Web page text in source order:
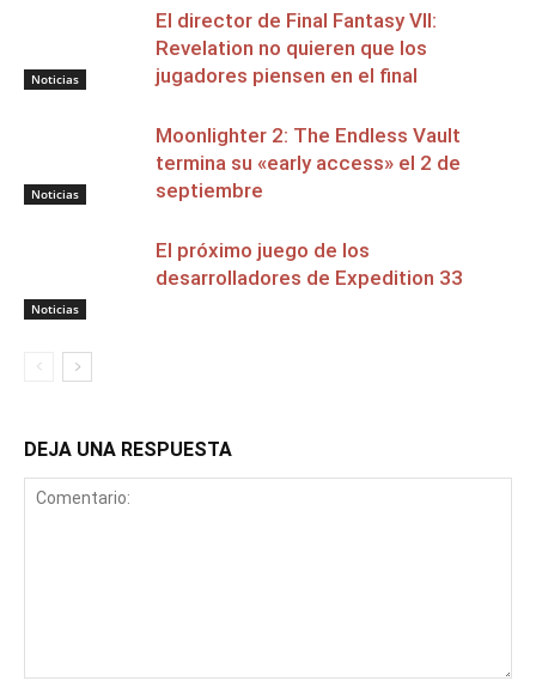
Noticias
El director de Final Fantasy VII:
Revelation no quieren que los
jugadores piensen en el final
Noticias
Moonlighter 2: The Endless Vault
termina su «early access» el 2 de
septiembre
Noticias
El próximo juego de los
desarrolladores de Expedition 33
DEJA UNA RESPUESTA